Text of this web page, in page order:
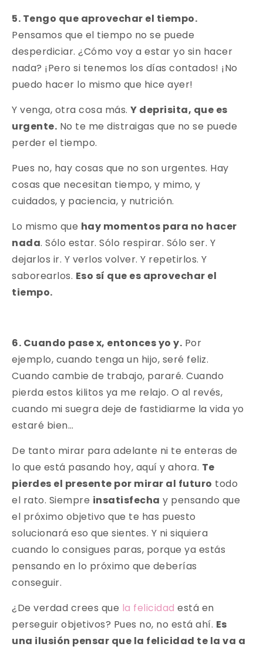
5. Tengo que aprovechar el tiempo.
Pensamos que el tiempo no se puede
desperdiciar. ¿Cómo voy a estar yo sin hacer
nada? ¡Pero si tenemos los días contados! ¡No
puedo hacer lo mismo que hice ayer!
Y venga, otra cosa más. Y deprisita, que es
urgente. No te me distraigas que no se puede
perder el tiempo.
Pues no, hay cosas que no son urgentes. Hay
cosas que necesitan tiempo, y mimo, y
cuidados, y paciencia, y nutrición.
Lo mismo que hay momentos para no hacer
nada. Sólo estar. Sólo respirar. Sólo ser. Y
dejarlos ir. Y verlos volver. Y repetirlos. Y
saborearlos. Eso sí que es aprovechar el
tiempo.
6. Cuando pase x, entonces yo y. Por
ejemplo, cuando tenga un hijo, seré feliz.
Cuando cambie de trabajo, pararé. Cuando
pierda estos kilitos ya me relajo. O al revés,
cuando mi suegra deje de fastidiarme la vida yo
estaré bien…
De tanto mirar para adelante ni te enteras de
lo que está pasando hoy, aquí y ahora. Te
pierdes el presente por mirar al futuro todo
el rato. Siempre insatisfecha y pensando que
el próximo objetivo que te has puesto
solucionará eso que sientes. Y ni siquiera
cuando lo consigues paras, porque ya estás
pensando en lo próximo que deberías
conseguir.
¿De verdad crees que la felicidad está en
perseguir objetivos? Pues no, no está ahí. Es
una ilusión pensar que la felicidad te la va a